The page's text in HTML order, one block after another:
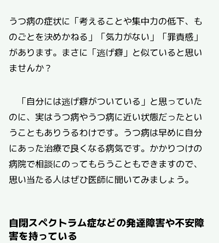
うつ病の症状に「考えることや集中力の低下、も
のごとを決めかねる」「気力がない」「罪責感」
があります。まさに「逃げ癖」と似ていると思い
ませんか？
「自分には逃げ癖がついている」と思っていた
のに、実はうつ病やうつ病に近い状態だったとい
うこともありうるわけです。うつ病は早めに自分
にあった治療で良くなる病気です。かかりつけの
病院で相談にのってもらうこともできますので、
思い当たる人はぜひ医師に聞いてみましょう。
自閉スペクトラム症などの発達障害や不安障
害を持っている